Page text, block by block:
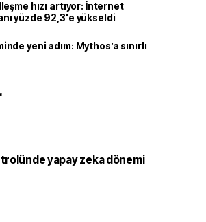
hızı artıyor: İnternet
yüzde 92,3'e yükseldi
yeni adım: Mythos’a sınırlı
yapay zeka dönemi